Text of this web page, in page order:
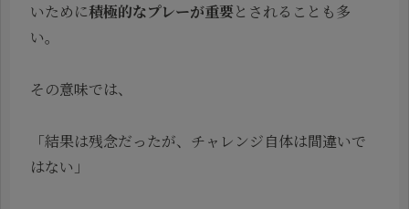
いために積極的なプレーが重要とされることも多
い。
その意味では、
「結果は残念だったが、チャレンジ自体は間違いで
はない」